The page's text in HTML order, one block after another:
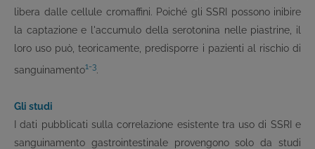
libera dalle cellule cromaffini. Poiché gli SSRI possono inibire
la captazione e l'accumulo della serotonina nelle piastrine, il
loro uso può, teoricamente, predisporre i pazienti al rischio di
sanguinamento1-3.
Gli studi
I dati pubblicati sulla correlazione esistente tra uso di SSRI e
sanguinamento gastrointestinale provengono solo da studi